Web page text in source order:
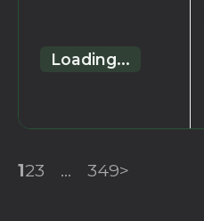
Loading...
123 ... 349>